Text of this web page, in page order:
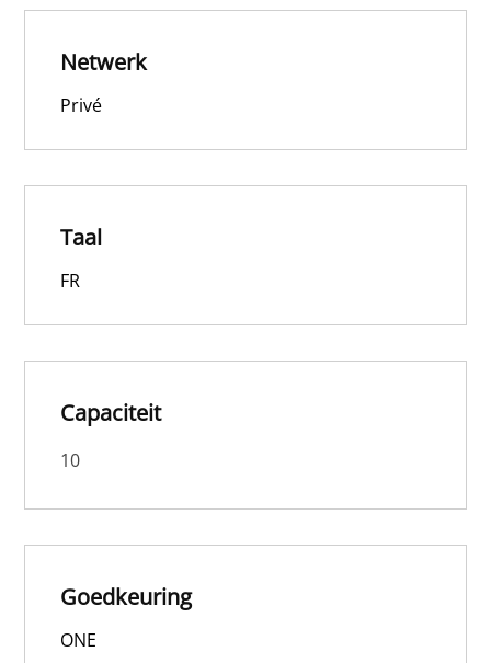
Netwerk
Privé
Taal
FR
Capaciteit
10
Goedkeuring
ONE